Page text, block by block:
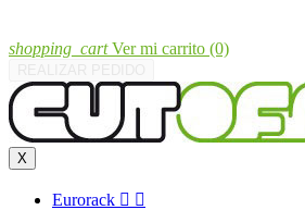
shopping_cart Ver mi carrito (0)
X
Eurorack  